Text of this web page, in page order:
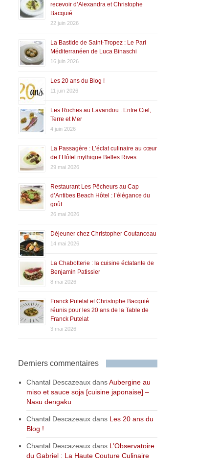
recevoir d’Alexandra et Christophe
Bacquié
22 juin 2026
La Bastide de Saint-Tropez : Le Pari
Méditerranéen de Luca Binaschi
16 juin 2026
Les 20 ans du Blog !
11 juin 2026
Les Roches au Lavandou : Entre Ciel,
Terre et Mer
4 juin 2026
La Passagère : L’éclat culinaire au cœur
de l’Hôtel mythique Belles Rives
29 mai 2026
Restaurant Les Pêcheurs au Cap
d’Antibes Beach Hôtel : l’élégance du
goût
26 mai 2026
Déjeuner chez Christopher Coutanceau
14 mai 2026
La Chabotterie : la cuisine éclatante de
Benjamin Patissier
8 mai 2026
Franck Putelat et Christophe Bacquié
réunis pour les 20 ans de la Table de
Franck Putelat
3 mai 2026
Derniers commentaires
Chantal Descazeaux dansAubergine au
miso et sauce soja [cuisine japonaise] –
Nasu dengaku
Chantal Descazeaux dans Les 20 ans du
Blog !
Chantal Descazeaux dans L’Observatoire
du Gabriel : La Haute Couture Culinaire